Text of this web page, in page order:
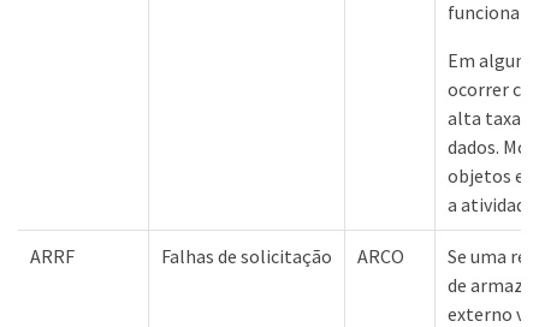
Em alguns
ocorrer
alta taxa
dados.
objetos
a
ARRF Falhas de solicitação ARCO
Se uma
de
externo